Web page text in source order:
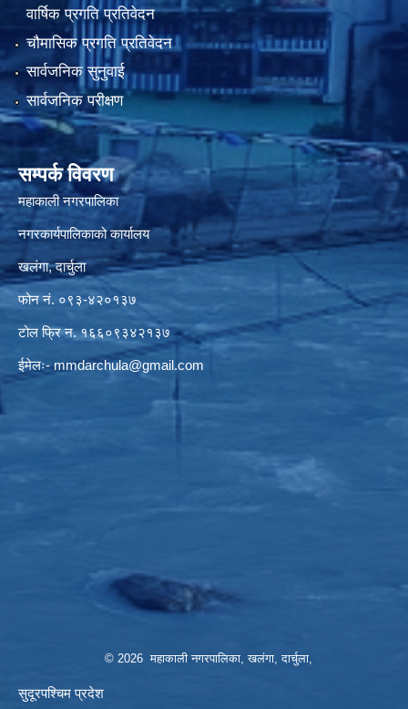
वार्षिक प्रगति प्रतिवेदन
चौमासिक प्रगति प्रतिवेदन
सार्वजनिक सुनुवाई
सार्वजनिक परीक्षण
सम्पर्क विवरण
महाकाली नगरपालिका
नगरकार्यपालिकाको कार्यालय
खलंगा, दार्चुला
फोन नं. ०९३-४२०१३७
टोल फ्रि न. १६६०९३४२१३७
ईमेलः-mmdarchula@gmail.com
© 2026 महाकाली नगरपालिका, खलंगा, दार्चुला,
सुदूरपश्चिम प्रदेश